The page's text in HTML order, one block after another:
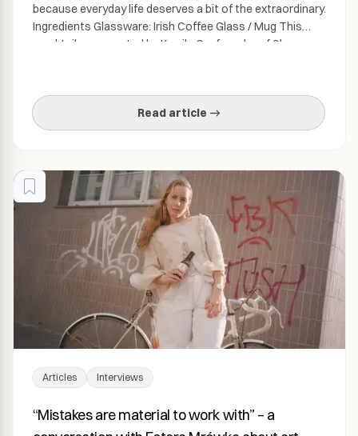
because everyday life deserves a bit of the extraordinary.
Ingredients Glassware: Irish Coffee Glass / Mug This
mocktail was created by Kamila Co-founder of Shroom.
edible glitter in Diva […]
Read article →
Articles Interviews
“Mistakes are material to work with” – a